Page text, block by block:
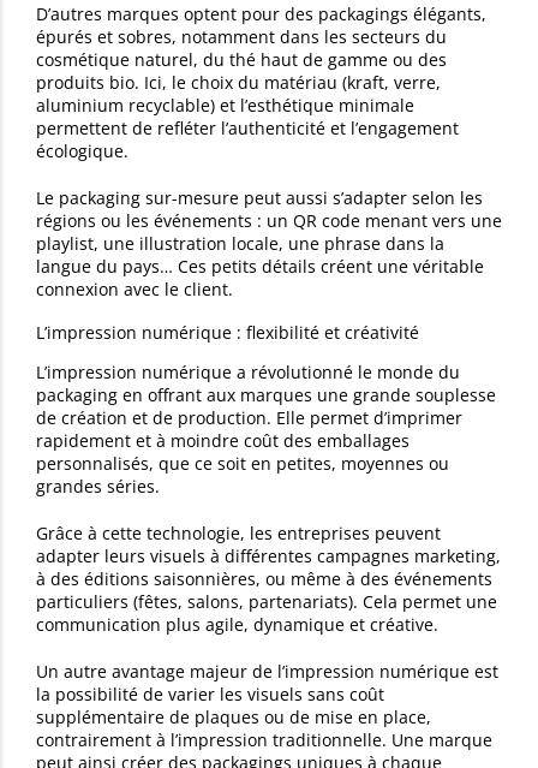
D’autres marques optent pour des packagings élégants,
épurés et sobres, notamment dans les secteurs du
cosmétique naturel, du thé haut de gamme ou des
produits bio. Ici, le choix du matériau (kraft, verre,
aluminium recyclable) et l’esthétique minimale
permettent de refléter l’authenticité et l’engagement
écologique.
Le packaging sur-mesure peut aussi s’adapter selon les
régions ou les événements : un QR code menant vers une
playlist, une illustration locale, une phrase dans la
langue du pays… Ces petits détails créent une véritable
connexion avec le client.
L’impression numérique : flexibilité et créativité
L’impression numérique a révolutionné le monde du
packaging en offrant aux marques une grande souplesse
de création et de production. Elle permet d’imprimer
rapidement et à moindre coût des emballages
personnalisés, que ce soit en petites, moyennes ou
grandes séries.
Grâce à cette technologie, les entreprises peuvent
adapter leurs visuels à différentes campagnes marketing,
à des éditions saisonnières, ou même à des événements
particuliers (fêtes, salons, partenariats). Cela permet une
communication plus agile, dynamique et créative.
Un autre avantage majeur de l’impression numérique est
la possibilité de varier les visuels sans coût
supplémentaire de plaques ou de mise en place,
contrairement à l’impression traditionnelle. Une marque
peut ainsi créer des packagings uniques à chaque